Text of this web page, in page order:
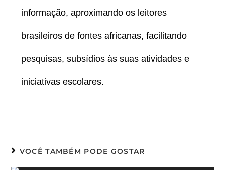
informação, aproximando os leitores
brasileiros de fontes africanas, facilitando
pesquisas, subsídios às suas atividades e
iniciativas escolares.
VOCÊ TAMBÉM PODE GOSTAR